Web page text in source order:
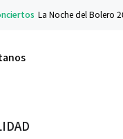
del Bolero 2026 reunirá